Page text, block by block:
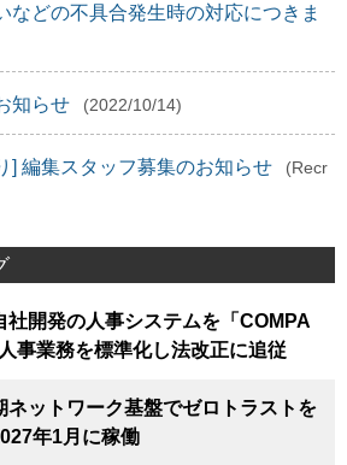
などの不具合発生時の対応につきま
知らせ (2022/10/14)
] 編集スタッフ募集のお知らせ
(Recr
社開発の人事システムを「COMPA
事業務を標準化し法改正に追従
ネットワーク基盤でゼロトラストを
年1月に稼働